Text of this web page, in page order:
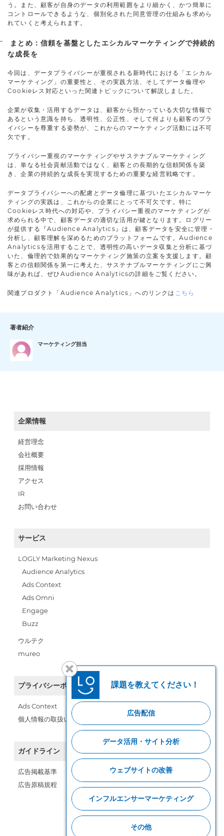
う。また、顧客が自身のデータの利用範囲をより細かく、かつ簡単に
コントロールできるような、個別化された同意管理の仕組みも求めら
れていくと考えられます。
まとめ：信頼を基盤としたエシカルマーケティングで持続的
な成長を
今回は、データプライバシーが重視される新時代における「エシカル
マーケティング」の重要性と、その実践方法、そしてデータ倫理や
Cookieレス対応といった関連トピックについて解説しました。
企業が収集・活用するデータは、顧客から預かっている大切な情報で
あるという意識を持ち、透明性、公正性、そして何よりも顧客のプラ
イバシーを尊重する姿勢が、これからのマーケティング活動には不可
欠です。
プライバシー重視のマーケティングやサステナブルマーケティング
は、単なる社会貢献活動ではなく、顧客との長期的な信頼関係を築
き、企業の持続的な成長を実現するための重要な経営戦略です。
データプライバシーへの配慮とデータ倫理に基づいたエシカルマーケ
ティングの実践は、これからの企業にとって不可欠です。特に
Cookieレス時代への対応や、プライバシー重視のマーケティングが
求められる中で、顧客データの適切な活用が鍵となります。ログリー
が提供する『Audience Analytics』は、顧客データを安全に管理・
分析し、顧客理解を深めるためのプラットフォームです。Audience
Analyticsを活用することで、透明性の高いデータ収集と分析に基づ
いた、倫理的で効果的なマーケティング施策の立案を支援します。顧
客との信頼関係を第一に考えた、サステナブルマーケティングにご興
味があれば、ぜひAudience Analyticsの詳細をご覧ください。
関連プロダクト「Audience Analytics」へのリンクは こちら
著者紹介
マーケティング担当
企業情報
経営理念
会社概要
採用情報
アクセス
IR
お問い合わせ
サービス
LOGLY Marketing Nexus
Audience Analytics
Ads Context
Ads Omni
Engage
Buzz
ウルテク
mureo
プライバシーポリシー
Ads Context
個人情報の取扱い
ガイドライン
広告掲載基準
広告原稿規程
課題を教えてください！
広告配信
データ活用・サイト分析
ウェブサイトの改善
インフルエンサーマーケティング
その他